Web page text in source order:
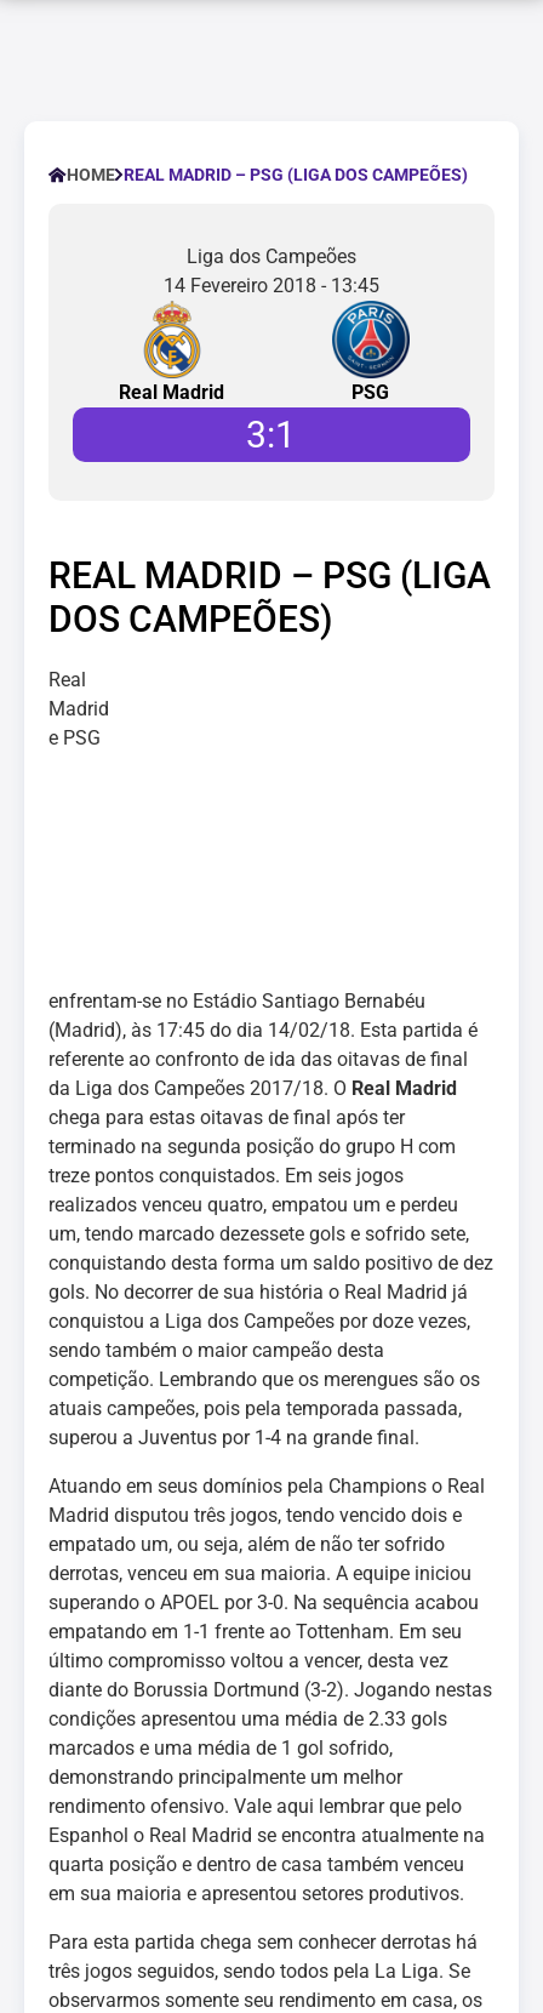
HOME REAL MADRID – PSG (LIGA DOS CAMPEÕES)
Liga dos Campeões
14 Fevereiro 2018 - 13:45
Real Madrid PSG
3:1
REAL MADRID – PSG (LIGA
DOS CAMPEÕES)
Real
Madrid
e PSG
enfrentam-se no Estádio Santiago Bernabéu
(Madrid), às 17:45 do dia 14/02/18. Esta partida é
referente ao confronto de ida das oitavas de final
da Liga dos Campeões 2017/18. O Real Madrid
chega para estas oitavas de final após ter
terminado na segunda posição do grupo H com
treze pontos conquistados. Em seis jogos
realizados venceu quatro, empatou um e perdeu
um, tendo marcado dezessete gols e sofrido sete,
conquistando desta forma um saldo positivo de dez
gols. No decorrer de sua história o Real Madrid já
conquistou a Liga dos Campeões por doze vezes,
sendo também o maior campeão desta
competição. Lembrando que os merengues são os
atuais campeões, pois pela temporada passada,
superou a Juventus por 1-4 na grande final.
Atuando em seus domínios pela Champions o Real
Madrid disputou três jogos, tendo vencido dois e
empatado um, ou seja, além de não ter sofrido
derrotas, venceu em sua maioria. A equipe iniciou
superando o APOEL por 3-0. Na sequência acabou
empatando em 1-1 frente ao Tottenham. Em seu
último compromisso voltou a vencer, desta vez
diante do Borussia Dortmund (3-2). Jogando nestas
condições apresentou uma média de 2.33 gols
marcados e uma média de 1 gol sofrido,
demonstrando principalmente um melhor
rendimento ofensivo. Vale aqui lembrar que pelo
Espanhol o Real Madrid se encontra atualmente na
quarta posição e dentro de casa também venceu
em sua maioria e apresentou setores produtivos.
Para esta partida chega sem conhecer derrotas há
três jogos seguidos, sendo todos pela La Liga. Se
observarmos somente seu rendimento em casa, os